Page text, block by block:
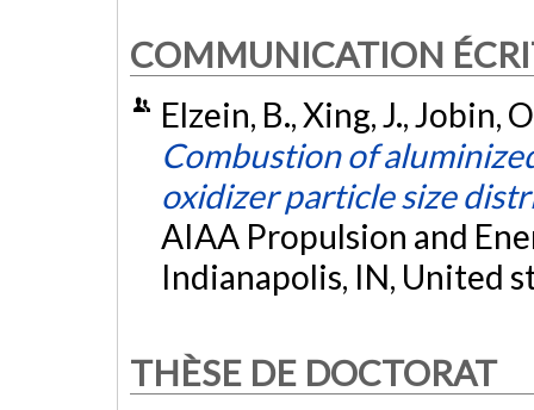
COMMUNICATION
Elzein, B., Xing, J., Jobin,
Combustion of
oxidizer particle size
AIAA Propulsion and
Indianapolis, IN, United
THÈSE DE DOCTORAT